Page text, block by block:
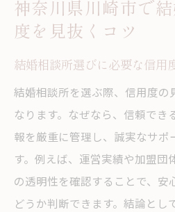
川崎エリアで注目の
安心して婚活を進めるた
安心感を重視した結
結婚相談所のサポー
る理由
川崎市でおすすめの
手厚いサービスが魅
ける
神奈川県川崎市で
度を見抜くコツ
結婚相談所選びに必要な信用
結婚相談所を選ぶ際、信用度の
なります。なぜなら、信頼でき
報を厳重に管理し、誠実なサポ
す。例えば、運営実績や加盟団
の透明性を確認することで、安
どうか判断できます。結論とし